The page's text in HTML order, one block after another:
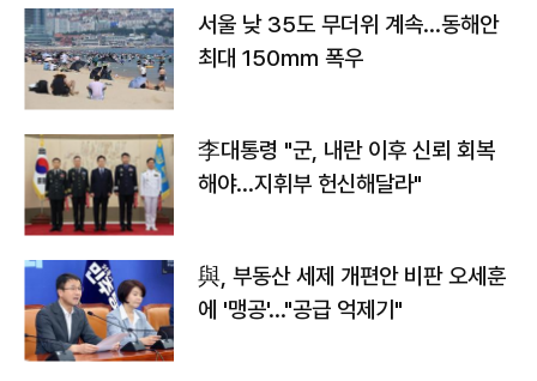
서울 낮 35도 무더위 계속…동해안
최대 150㎜ 폭우
李대통령 "군, 내란 이후 신뢰 회복
해야…지휘부 헌신해달라"
與, 부동산 세제 개편안 비판 오세훈
에 '맹공'…"공급 억제기"